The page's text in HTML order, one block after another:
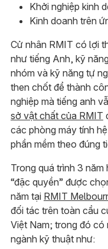
Khởi nghiệp kinh
Kinh doanh trên
Cử nhân RMIT có lợi
như tiếng Anh, kỹ
nhóm và kỹ năng tự
then chốt để thành
nghiệp mà tiếng anh
sở vật chất của RMIT
các phòng máy tính
phần mềm theo đúng
Trong quá trình 3
“đặc quyền” được
năm tại RMIT
đối tác trên toàn cầu
Việt Nam; trong đó có
ngành kỹ thuật như: